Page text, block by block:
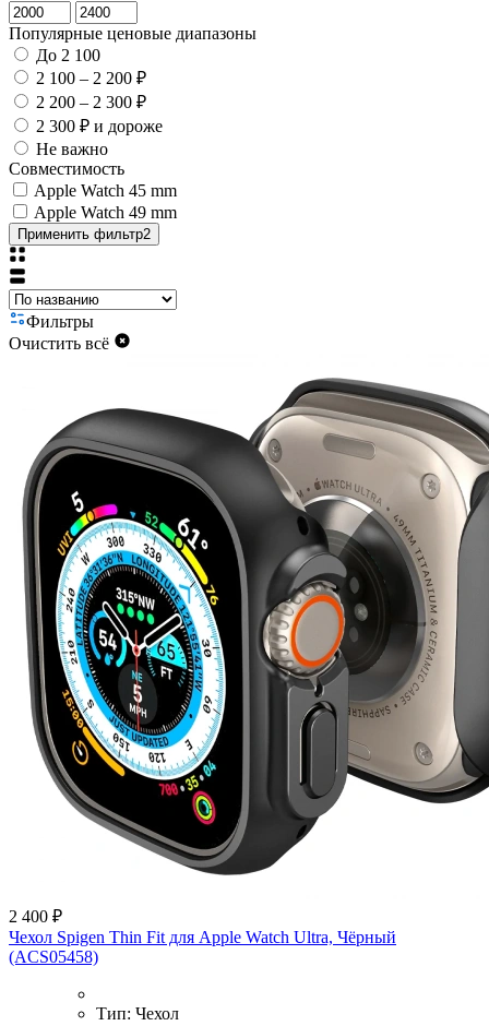
Популярные ценовые диапазоны
До 2 100
2 100 – 2 200 ₽
2 200 – 2 300 ₽
2 300 ₽ и дороже
Не важно
Совместимость
Apple Watch 45 mm
Apple Watch 49 mm
Применить фильтр2
Фильтры
Очистить всё
2 400 ₽
Чехол Spigen Thin Fit для Apple Watch Ultra, Чёрный
(ACS05458)
Тип: Чехол